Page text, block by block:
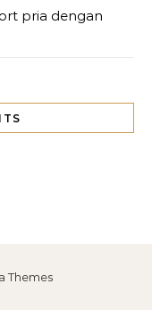
pria dengan
Themes